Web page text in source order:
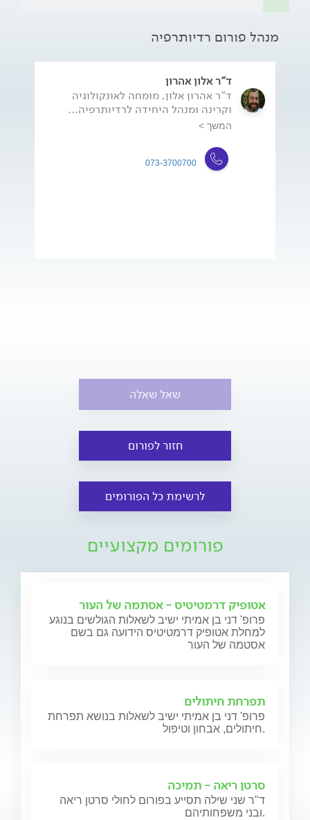
מנהל פורום רדיותרפיה
ד"ר אלון אהרון
ד"ר אהרון אלון, מומחה לאונקולוגיה
וקרינה ומנהל היחידה לרדיותרפיה...
המשך >
073-3700700
שאל שאלה
חזור לפורום
לרשימת כל הפורומים
פורומים מקצועיים
אטופיק דרמטיטיס - אסתמה של העור
פרופ' דני בן אמיתי ישיב לשאלות הגולשים בנוגע
למחלת אטופיק דרמטיטיס הידועה גם בשם
אסטמה של העור
תפרחת חיתולים
פרופ' דני בן אמיתי ישיב לשאלות בנושא תפרחת
חיתולים, אבחון וטיפול.
סרטן ריאה - תמיכה
ד"ר שני שילה תסייע בפורום לחולי סרטן ריאה
ובני משפחותיהם.